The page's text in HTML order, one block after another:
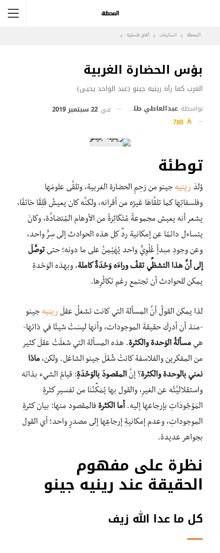
المحطة انسانيات آفاق فلسفيّة‎
بؤس الحضارة الغربية
الغرب كما رآه رينيه جينو (عبد الواحد يحيى)
بواسطة عبدالعاطي طلبة في 22 سبتمبر 2019
توطئة
وُلِدَ رينيه جينو من رَحِمِ الحضارة الغربية، وتلقَّى علومَها
وفلسفاتِها كما تلقَّاهَا غيرُه من أقرانه، ولكنَّه كان يعيشُ قَلِقًا خائفًا،
يشعر أنه يعيش مجموعةً مُتَكَاثِرَةً من الأوهام المُتضادَّة، وكانَ
يتساءل دائمًا عن إمكانية ردِّ كل هذه الحوادث إلى سِرٍّ واحد،
وعن وجودِ مبدأٍ عُلْوِيٍّ واحد يُهَيْمِنُ على ما دونه؛ حتىتوصَّلَ
إلى أنَّ هذا التشظِّي تقفُ وراءَه وَحْدَةٌ كاملة، وبهذه الوَحْدةِ
يمكن للحوادث أن تجتمع رغم تكاثُرِها.
لذا يمكن القولُ أنَّ المسألة التي كانت تشغلُ عقلَ رينيه جينو
-منذ أن أدركَ حقيقةَ الموجودات، وأنها ليسَتْ شيئًا في ذاتها-
هي مسألةُ الوَحدة والكثرة. هذه المسألة التي شغلَتْ عقلَ كثير
من المفكرين والفلاسفة كانتْ شُغْلَ جينو الشاغل. ولكن، ماذا
نعني بالوحدة والكثرة؟ إنَّ المقصودَ بالوَحْدَةِ: قيامُ الشيء بذاته
واستقلاليَّتُه عن الغيرِ، والقول بها يُمَكِّنُنَا من تفسيرِ كثرةِ
المَوْجُودَاتِ بإرجاعها إليه. أما الكثرة فالمقصود منها: بيان كثرةِ
الموجوداتِ، وعدم إمكانيةِ إرجاعِها إلى مصدرٍ واحد؛ أي القول
بجواهر عديدة.
نظرة على مفهوم
الحقيقة عند رينيه جينو
كل ما عدا الله زيف